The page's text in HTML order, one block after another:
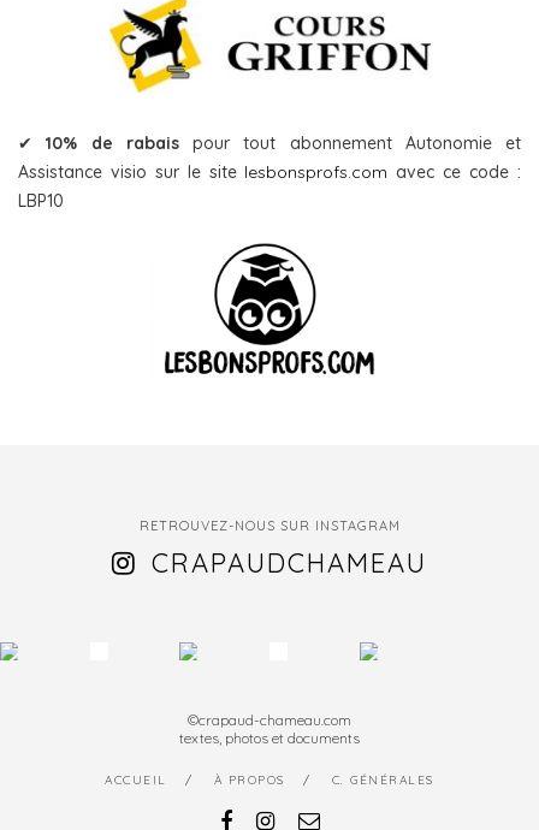
✔10% de rabaispour tout abonnement Autonomie et
Assistance visio sur le site lesbonsprofs.com avec ce code :
LBP10
RETROUVEZ-NOUS SUR INSTAGRAM
CRAPAUDCHAMEAU
©crapaud-chameau.com
textes, photos et documents
ACCUEIL À PROPOS C. GÉNÉRALES